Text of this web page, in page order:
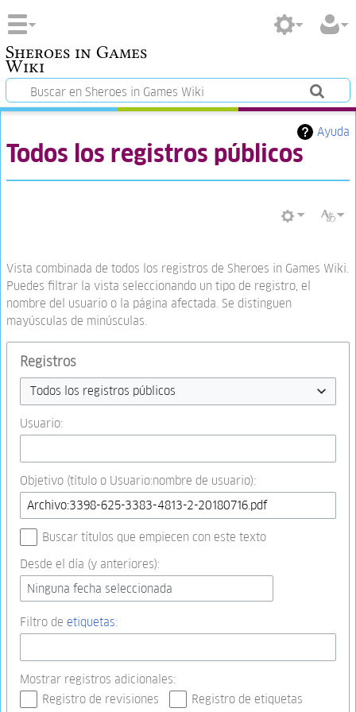
Sheroes in Games
Wiki
Ayuda
Todos los registros públicos
Vista combinada de todos los registros de Sheroes in Games Wiki.
Puedes filtrar la vista seleccionando un tipo de registro, el
nombre del usuario o la página afectada. Se distinguen
mayúsculas de minúsculas.
Registros
Todos los registros públicos
Usuario:
Objetivo (título o Usuario:nombre de usuario):
Buscar títulos que empiecen con este texto
Desde el día (y anteriores):
Ninguna fecha seleccionada
Filtro de etiquetas:
Mostrar registros adicionales:
Registro de revisiones
Registro de etiquetas